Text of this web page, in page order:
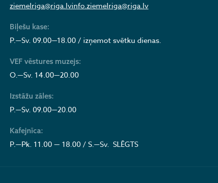
ziemelriga@riga.lvinfo.ziemelriga@riga.lv
Biļešu kase:
P.—Sv. 09.00—18.00 / izņemot svētku dienas.
VEF vēstures muzejs:
O.—Sv. 14.00—20.00
Izstāžu zāles:
P.—Sv. 09.00—20.00
Kafejnīca:
P.—Pk. 11.00 — 18.00 / S.—Sv. SLĒGTS